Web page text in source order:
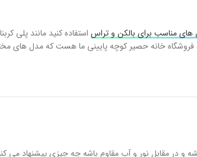
های مناسب برای بالکن و تراس استفاده کنید مانند پلی
فروشگاه خانه حصیر کوچه پایینی ما هست که مدل های